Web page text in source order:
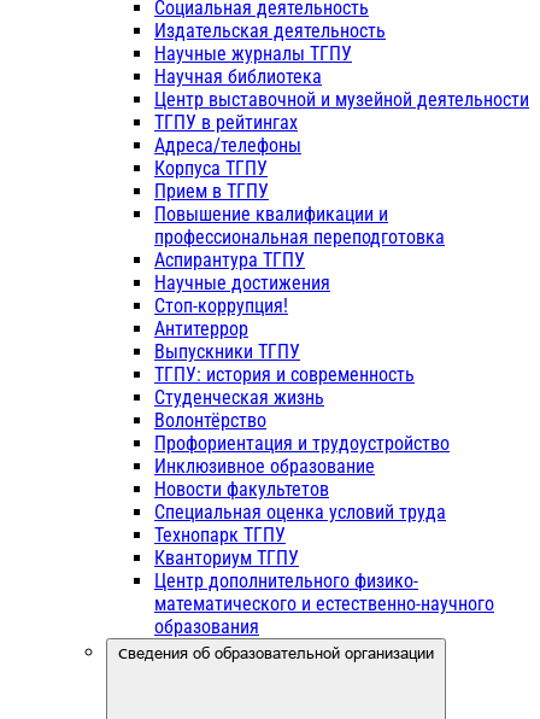
Социальная деятельность
Издательская деятельность
Научные журналы ТГПУ
Научная библиотека
Центр выставочной и музейной деятельности
ТГПУ в рейтингах
Адреса/телефоны
Корпуса ТГПУ
Прием в ТГПУ
Повышение квалификации и
профессиональная переподготовка
Аспирантура ТГПУ
Научные достижения
Стоп-коррупция!
Антитеррор
Выпускники ТГПУ
ТГПУ: история и современность
Студенческая жизнь
Волонтёрство
Профориентация и трудоустройство
Инклюзивное образование
Новости факультетов
Специальная оценка условий труда
Технопарк ТГПУ
Кванториум ТГПУ
Центр дополнительного физико-
математического и естественно-научного
образования
Сведения об образовательной организации